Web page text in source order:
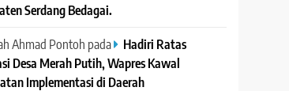
Serdang Bedagai.
Ahmad Pontoh pada
Hadiri Ratas
Desa Merah Putih, Wapres Kawal
Implementasi di Daerah